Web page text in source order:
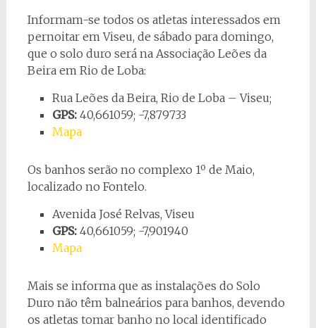
Informam-se todos os atletas interessados em
pernoitar em Viseu, de sábado para domingo,
que o solo duro será na Associação Leões da
Beira em Rio de Loba:
Rua Leões da Beira, Rio de Loba – Viseu;
GPS:40,661059; -7,879733
Mapa
Os banhos serão no complexo 1º de Maio,
localizado no Fontelo.
Avenida José Relvas, Viseu
GPS:40,661059; -7,901940
Mapa
Mais se informa que as instalações do Solo
Duro não têm balneários para banhos, devendo
os atletas tomar banho no local identificado